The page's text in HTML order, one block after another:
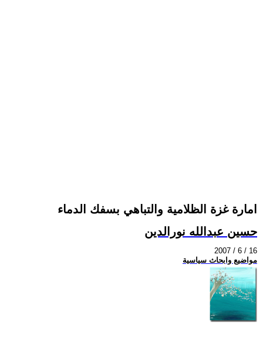
امارة غزة الظلامية والتباهي بسفك الدماء
حسين عبدالله نورالدين
2007 / 6 / 16
مواضيع وابحاث سياسية